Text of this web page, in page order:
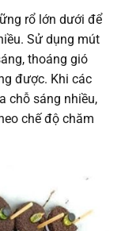
rổ lớn dưới để
Sử dụng mút
thoáng gió
được. Khi các
chỗ sáng nhiều,
chế độ chăm